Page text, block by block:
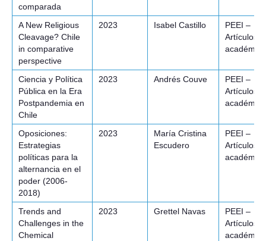
comparada
A New Religious
Cleavage? Chile
in comparative
perspective
2023 Isabel Castillo
PEEI –
Artículos
Ciencia y Política
Pública en la Era
Postpandemia en
Chile
2023 Andrés Couve
PEEI –
Artículos
Oposiciones:
Estrategias
políticas para la
alternancia en el
poder (2006-
2018)
2023
María Cristina
Escudero
PEEI –
Artículos
Trends and
Challenges in the
Chemical
2023 Grettel Navas
PEEI –
Artículos